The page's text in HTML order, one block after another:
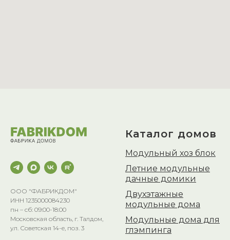
ООО "ФАБРИКДОМ"
ИНН 1235000084230
пн – сб: 09:00-18:00
Московская область, г. Талдом,
ул. Советская 14-е, поз. 3
Каталог домов
Модульный хоз блок
Летние модульные
дачные домики
Двухэтажные
модульные дома
Модульные дома для
глэмпинга